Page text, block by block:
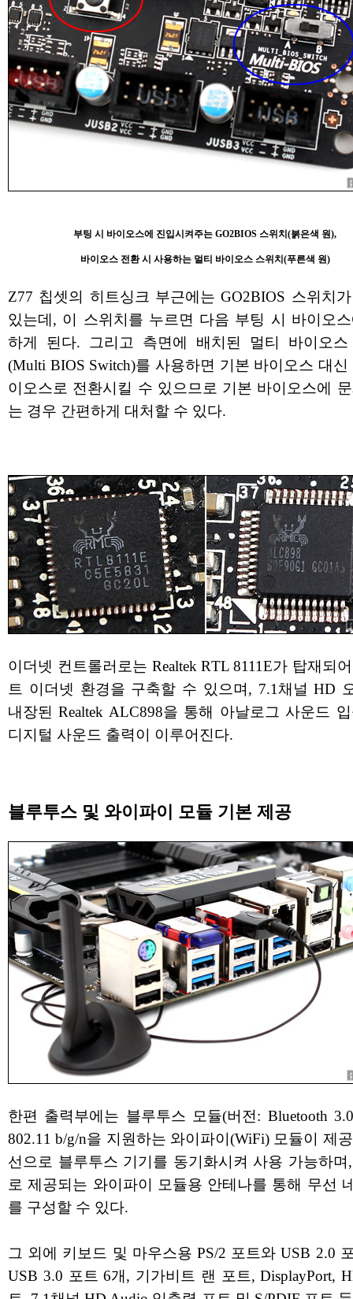
부팅 시 바이오스에 진입시켜주는 GO2BIOS 스위치(붉은색 원),
바이오스 전환 시 사용하는 멀티 바이오스 스위치(푸른색 원)
Z77 칩셋의 히트싱크 부근에는 GO2BIOS 스위치
있는데, 이 스위치를 누르면 다음 부팅 시 바이오
하게 된다. 그리고 측면에 배치된 멀티 바이오스
(Multi BIOS Switch)를 사용하면 기본 바이오스 대신
이오스로 전환시킬 수 있으므로 기본 바이오스에
는 경우 간편하게 대처할 수 있다.
이더넷 컨트롤러로는 Realtek RTL 8111E가 탑재되
트 이더넷 환경을 구축할 수 있으며, 7.1채널 HD
내장된 Realtek ALC898을 통해 아날로그 사운드
디지털 사운드 출력이 이루어진다.
블루투스 및 와이파이 모듈 기본 제공
한편 출력부에는 블루투스 모듈(버전: Bluetooth
802.11 b/g/n을 지원하는 와이파이(WiFi) 모듈이 제
선으로 블루투스 기기를 동기화시켜 사용 가능하며
로 제공되는 와이파이 모듈용 안테나를 통해 무선
를 구성할 수 있다.
그 외에 키보드 및 마우스용 PS/2 포트와 USB 2.0
USB 3.0 포트 6개, 기가비트 랜 포트, DisplayPort,